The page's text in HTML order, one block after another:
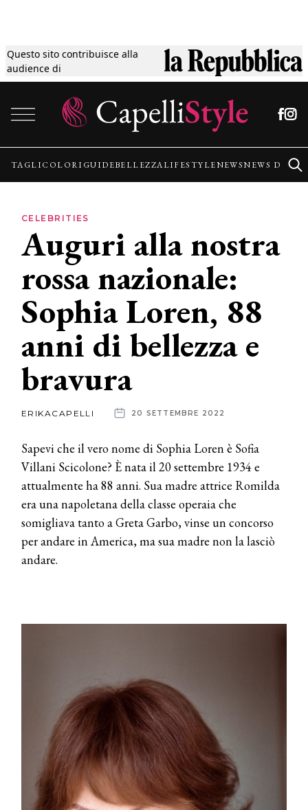
Questo sito contribuisce alla
audience di
Tagli
Colori
Guide
Lifestyle
News
News
dalle
aziende
TAGLICOLORI GUIDEBELLEZZALIFESTYLENEWSNEWS
CELEBRITIES
Auguri alla nostra
rossa nazionale:
Sophia Loren, 88
anni di bellezza e
bravura
ERIKACAPELLI 20 SETTEMBRE 2022
Sapevi che il vero nome di Sophia Loren è Sofia
Villani Scicolone? Ènata il 20 settembre 1934 e
attualmente ha 88 anni. Sua madre attrice Romilda
era una napoletana della classe operaia che
somigliava tanto a Greta Garbo, vinse un concorso
per andare in America, ma sua madre non la lasciò
andare.